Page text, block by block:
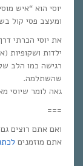
יוסי הוא “איש
ומעצב פסי קול
את יוסי הכרתי
ילדות ושקופיות
רגישה כמו הלב
שהשתלמה.
גאה לומר שיוסי
===
ואם אתם רוצים
אתם מוזמנים